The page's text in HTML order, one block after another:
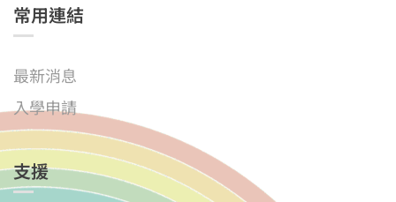
常用連結
最新消息
入學申請
支援